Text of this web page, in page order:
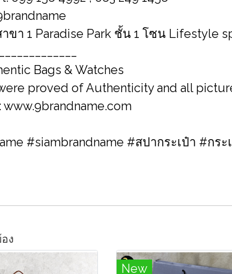
ขา 1 Paradise Park ชั้น 1 โซน Lifestyle
Bags & Watches
proved of Authenticity and all
www.9brandname.com
#siambrandname #สปากระเป๋า #ก
ง
New